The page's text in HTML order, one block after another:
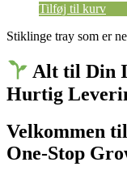
Tilføj til kurv
Stiklinge tray som er
Alt til Din
Hurtig
Velkommen
One-Stop